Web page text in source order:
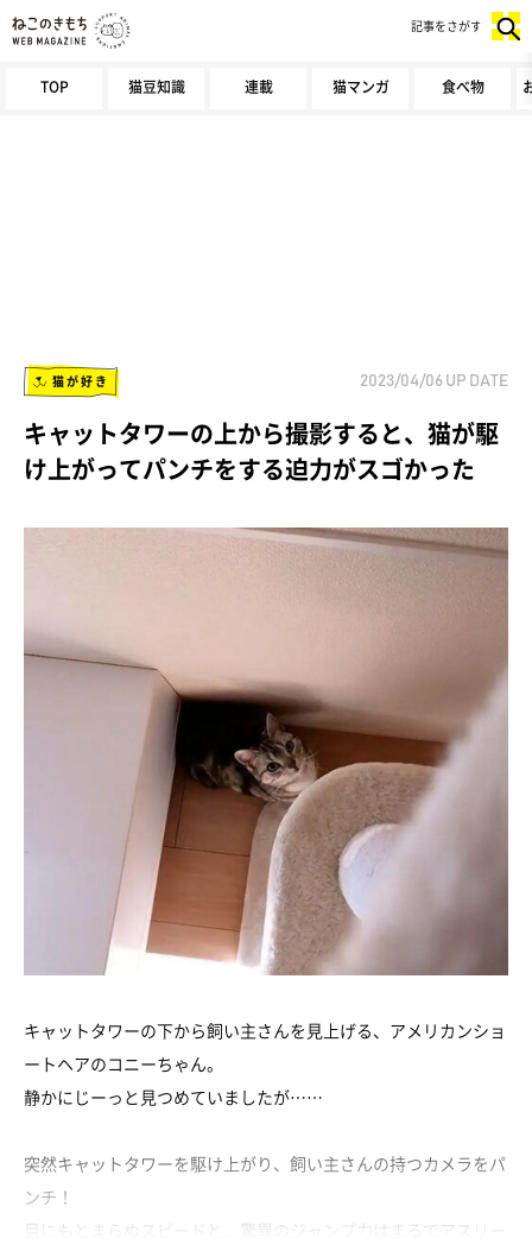
TOP 猫豆知識 連載 猫マンガ 食べ物
記事をさがす
猫が好き 2023/04/06 UP DATE
キャットタワーの上から撮影すると、猫が駆
け上がってパンチをする迫力がスゴかった
キャットタワーの下から飼い主さんを見上げる、アメリカンショ
ートヘアのコニーちゃん。
静かにじーっと見つめていましたが……
突然キャットタワーを駆け上がり、飼い主さんの持つカメラをパ
ンチ！
目にもとまらぬスピードと、驚異のジャンプ力はまるでアスリー